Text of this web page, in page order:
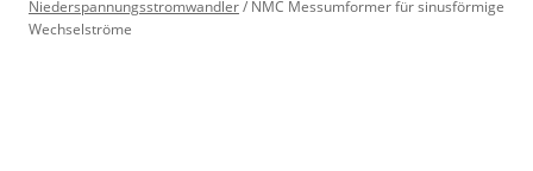
Niederspannungsstromwandler/ NMC Messumformer für sinusförmige
Wechselströme